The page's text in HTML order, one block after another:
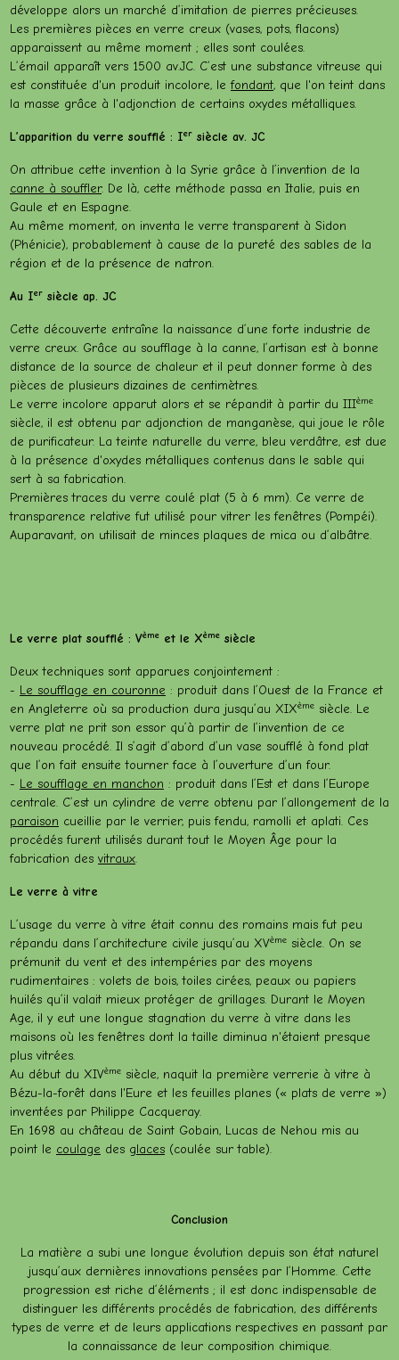
développe alors un marché d’imitation de pierres précieuses.
Les premières pièces en verre creux (vases, pots, flacons)
apparaissent au même moment ; elles sont coulées.
L’émail apparaît vers 1500 av.JC. C’est une substance vitreuse qui
est constituée d'un produit incolore, lefondant, que l'on teint dans
la masse grâce à l'adjonction de certains oxydes métalliques.
L’apparition du verre soufflé : Ier siècle av. JC
On attribue cette invention à la Syrie grâce à l’invention de la
canne à souffler. De là, cette méthode passa en Italie, puis en
Gaule et en Espagne.
Au même moment, on inventa le verre transparent à Sidon
(Phénicie), probablement à cause de la pureté des sables de la
région et de la présence de natron.
Au Ier siècle ap. JC
Cette découverte entraîne la naissance d’une forte industrie de
verre creux. Grâce au soufflage à la canne, l’artisan est à bonne
distance de la source de chaleur et il peut donner forme à des
pièces de plusieurs dizaines de centimètres.
Le verre incolore apparut alors et se répandit à partir du IIIème
siècle, il est obtenu par adjonction de manganèse, qui joue le rôle
de purificateur. La teinte naturelle du verre, bleu verdâtre, est due
à la présence d'oxydes métalliques contenus dans le sable qui
sert à sa fabrication.
Premières traces du verre coulé plat (5 à 6 mm). Ce verre de
transparence relative fut utilisé pour vitrer les fenêtres (Pompéi).
Auparavant, on utilisait de minces plaques de mica ou d’albâtre.
Le verre plat soufflé : Vème et le Xème siècle
Deux techniques sont apparues conjointement :
- Le soufflage en couronne : produit dans l’Ouest de la France et
en Angleterre où sa production dura jusqu’au XIXème siècle. Le
verre plat ne prit son essor qu’à partir de l’invention de ce
nouveau procédé. Il s’agit d’abord d’un vase soufflé à fond plat
que l’on fait ensuite tourner face à l’ouverture d’un four.
- Le soufflage en manchon : produit dans l’Est et dans l’Europe
centrale. C’est un cylindre de verre obtenu par l’allongement de la
paraison cueillie par le verrier, puis fendu, ramolli et aplati. Ces
procédés furent utilisés durant tout le Moyen Âge pour la
fabrication des vitraux.
Le verre à vitre
L’usage du verre à vitre était connu des romains mais fut peu
répandu dans l’architecture civile jusqu’au XVème siècle. On se
prémunit du vent et des intempéries par des moyens
rudimentaires : volets de bois, toiles cirées, peaux ou papiers
huilés qu’il valait mieux protéger de grillages. Durant le Moyen
Age, il y eut une longue stagnation du verre à vitre dans les
maisons où les fenêtres dont la taille diminua n'étaient presque
plus vitrées.
Au début du XIVème siècle, naquit la première verrerie à vitre à
Bézu-la-forêt dans l'Eure et les feuilles planes (« plats de verre »)
inventées par Philippe Cacqueray.
En 1698 au château de Saint Gobain, Lucas de Nehou mis au
point le coulage des glaces (coulée sur table).
Conclusion
La matière a subi une longue évolution depuis son état naturel
jusqu’aux dernières innovations pensées par l’Homme. Cette
progression est riche d’éléments ; il est donc indispensable de
distinguer les différents procédés de fabrication, des différents
types de verre et de leurs applications respectives en passant par
la connaissance de leur composition chimique.